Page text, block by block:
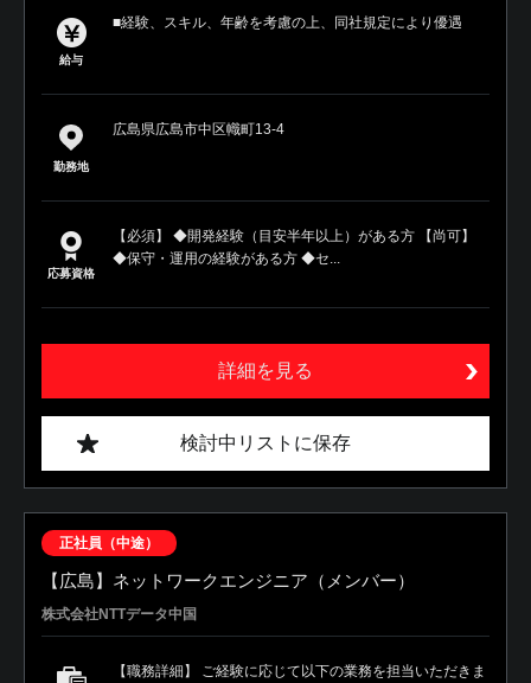
給与
■経験、スキル、年齢を考慮の上、同社規定により優遇
勤務地
広島県広島市中区幟町13-4
応募資格
【必須】 ◆開発経験（目安半年以上）がある方 【尚可】
◆保守・運用の経験がある方 ◆セ...
詳細を見る
検討中リストに保存
正社員（中途）
【広島】ネットワークエンジニア（メンバー）
株式会社NTTデータ中国
【職務詳細】 ご経験に応じて以下の業務を担当いただきま